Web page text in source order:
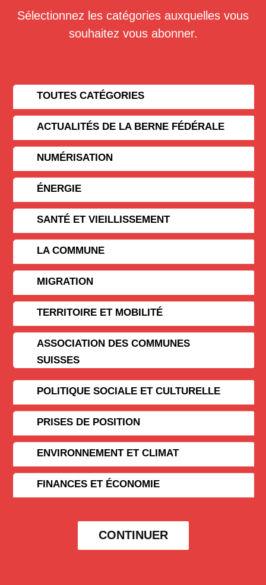
Sélectionnez les catégories auxquelles vous
souhaitez vous abonner.
TOUTES CATÉGORIES
ACTUALITÉS DE LA BERNE FÉDÉRALE
NUMÉRISATION
ÉNERGIE
SANTÉ ET VIEILLISSEMENT
LA COMMUNE
MIGRATION
TERRITOIRE ET MOBILITÉ
ASSOCIATION DES COMMUNES
SUISSES
POLITIQUE SOCIALE ET CULTURELLE
PRISES DE POSITION
ENVIRONNEMENT ET CLIMAT
FINANCES ET ÉCONOMIE
CONTINUER